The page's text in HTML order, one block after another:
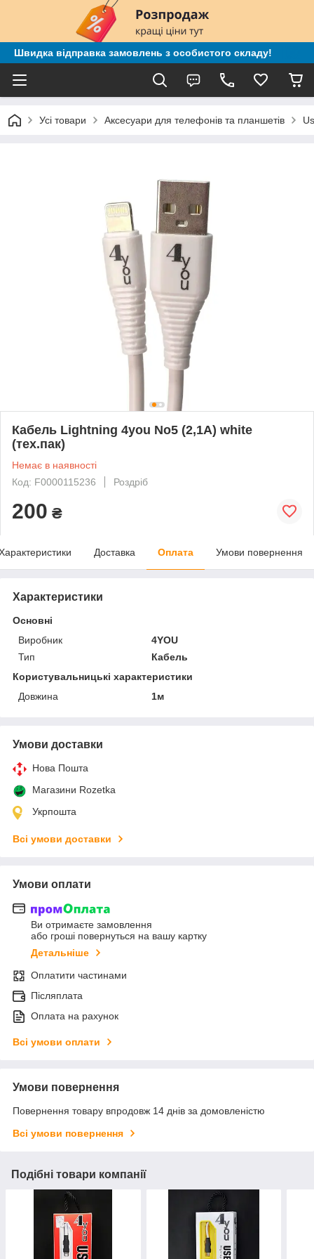
Швидка відправка замовлень з особистого складу!
Усі товари Аксесуари для телефонів та планшетів
Кабель Lightning 4you No5 (2,1A) white
(тех.пак)
Немає в наявності
Код: F0000115236
Роздріб
200 ₴
Доставка Оплата Умови повернення
Характеристики
Основні
Виробник
4YOU
Тип
Кабель
Користувальницькі характеристики
Довжина
1м
Умови доставки
Нова Пошта
Магазини Rozetka
Укрпошта
Всі умови доставки
Умови оплати
Ви отримаєте замовлення
або гроші повернуться на вашу картку
Детальніше
Оплатити частинами
Післяплата
Оплата на рахунок
Всі умови оплати
Умови повернення
Повернення товару впродовж 14 днів за домовленістю
Всі умови повернення
Подібні товари компанії